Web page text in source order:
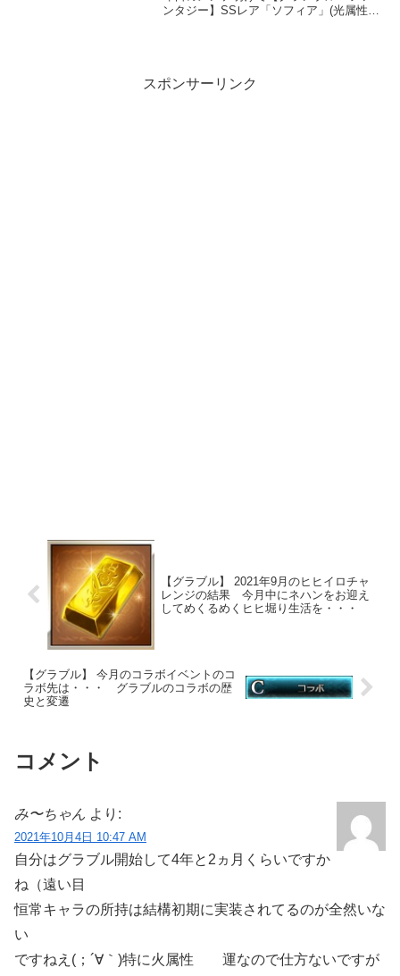
ンタジー】SSレア「ソフィア」(光属性)
スポンサーリンク
【グラブル】 2021年9月のヒヒイロチャ
レンジの結果 今月中にネハンをお迎え
してめくるめくヒヒ堀り生活を・・・
【グラブル】 今月のコラボイベントのコ
ラボ先は・・・ グラブルのコラボの歴
史と変遷
コメント
み〜ちゃん より:
2021年10月4日 10:47 AM
自分はグラブル開始して4年と2ヵ月くらいですか
ね（遠い目
恒常キャラの所持は結構初期に実装されてるのが全然いな
い
ですねえ(；´∀｀)特に火属性 運なので仕方ないですが